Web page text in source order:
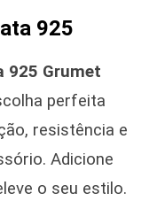
925
925 Grumet
perfeita
resistência e
Adicione
o seu estilo.